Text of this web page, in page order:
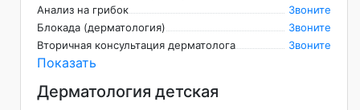
Анализ на грибок
Звоните
Блокада (дерматология)
Звоните
Вторичная консультация дерматолога
Звоните
Показать
Дерматология детская